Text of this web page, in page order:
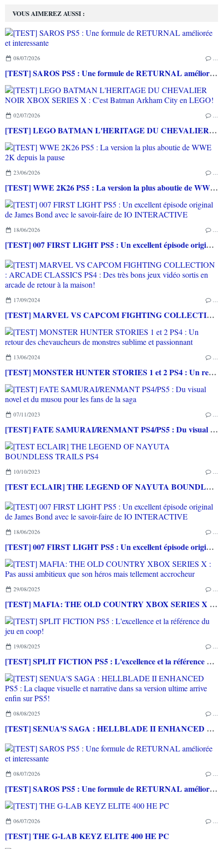
VOUS AIMEREZ AUSSI :
08/07/2026
[TEST] SAROS PS5 : Une formule de RETURNAL améliorée et interessante
02/07/2026
[TEST] LEGO BATMAN L'HERITAGE DU CHEVALIER NOIR XBOX SERIES X : C'est Batman Arkham City en LEGO!
23/06/2026
[TEST] WWE 2K26 PS5 : La version la plus aboutie de WWE 2K depuis la pause
18/06/2026
[TEST] 007 FIRST LIGHT PS5 : Un excellent épisode original de James Bond avec le savoir-faire de IO INTERACTIVE
17/09/2024
[TEST] MARVEL VS CAPCOM FIGHTING COLLECTION : ARCADE CLASSICS PS4 : Des très bons jeux vidéo sortis en arcade de retour à la maison!
13/06/2024
[TEST] MONSTER HUNTER STORIES 1 et 2 PS4 : Un retour des chevaucheurs de monstres sublime et passionnant
07/11/2023
[TEST] FATE SAMURAI/RENMANT PS4/PS5 : Du visual novel et du musou pour les fans de la saga
10/10/2023
[TEST ECLAIR] THE LEGEND OF NAYUTA BOUNDLESS TRAILS PS4
18/06/2026
[TEST] 007 FIRST LIGHT PS5 : Un excellent épisode original de James Bond avec le savoir-faire de IO INTERACTIVE
29/08/2025
[TEST] MAFIA: THE OLD COUNTRY XBOX SERIES X : Pas aussi ambitieux que son héros mais tellement accrocheur
19/08/2025
[TEST] SPLIT FICTION PS5 : L'excellence et la référence du jeu en coop!
08/08/2025
[TEST] SENUA'S SAGA : HELLBLADE II ENHANCED PS5 : La claque visuelle et narrative dans sa version ultime arrive enfin sur PS5!
08/07/2026
[TEST] SAROS PS5 : Une formule de RETURNAL améliorée et interessante
06/07/2026
[TEST] THE G-LAB KEYZ ELITE 400 HE PC